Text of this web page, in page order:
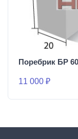
Поребрик БР
11 000 ₽